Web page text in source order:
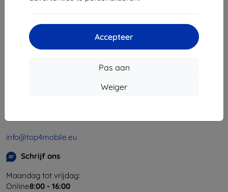
Accepteer
Pas aan
Weiger
Shield-Sk s.r.o.
Ulica Rudolfa Mocka 3750/2A
841 04 Bratislava
46701494
info@top4mobile.eu
Schrijf ons
Maandag tot vrijdag:
Online8:00 - 16:00